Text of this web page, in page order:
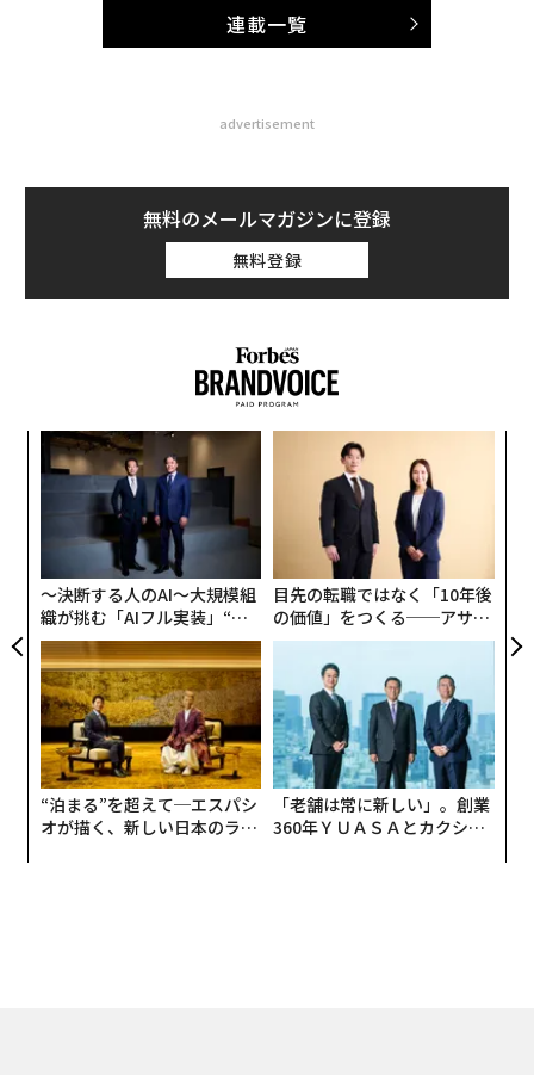
連載一覧
advertisement
無料のメールマガジンに登録
無料登録
〜決断する人のAI〜大規模組
織が挑む「AIフル実装」“使
う”企業から“動く”企業へ【N
TTドコモビジネス×PwC】
目先の転職ではなく「10年後
の価値」をつくる──アサイ
ンの長期伴走型支援とは
“泊まる”を超えて─エスパシ
オが描く、新しい日本のラグ
「老舗は常に新しい」。創業
360年ＹＵＡＳＡとカクシン